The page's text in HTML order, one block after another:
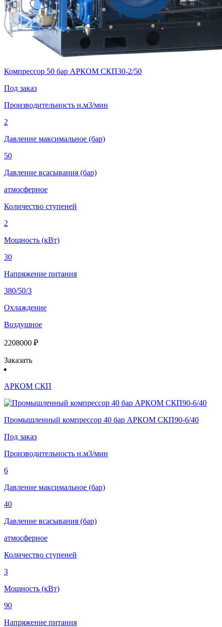
Компрессор 50 бар АРКОМ СКП30-2/50
Под заказ
Производительность н.м3/мин
2
Давление максимальное (бар)
50
Давление всасывания (бар)
атмосферное
Количество ступеней
2
Мощность (кВт)
30
Напряжение питания
380/50/3
Охлаждение
Воздушное
2208000 ₽
Заказать
АРКОМ СКП
Промышленный компрессор 40 бар АРКОМ СКП90-6/40
Под заказ
Производительность н.м3/мин
6
Давление максимальное (бар)
40
Давление всасывания (бар)
атмосферное
Количество ступеней
3
Мощность (кВт)
90
Напряжение питания